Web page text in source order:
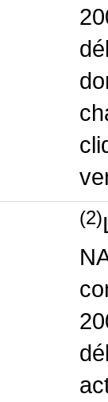
(2)